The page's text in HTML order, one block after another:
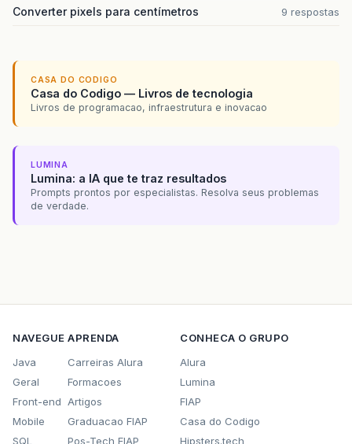
Converter pixels para centímetros 9 respostas
CASA DO CODIGO
Casa do Codigo — Livros de tecnologia
Livros de programacao, infraestrutura e inovacao
LUMINA
Lumina: a IA que te traz resultados
Prompts prontos por especialistas. Resolva seus problemas
de verdade.
NAVEGUE
Java
Geral
Front-end
Mobile
SQL
APRENDA
Carreiras Alura
Formacoes
Artigos
Graduacao FIAP
Pos-Tech FIAP
CONHECA O GRUPO
Alura
Lumina
FIAP
Casa do Codigo
Hipsters.tech